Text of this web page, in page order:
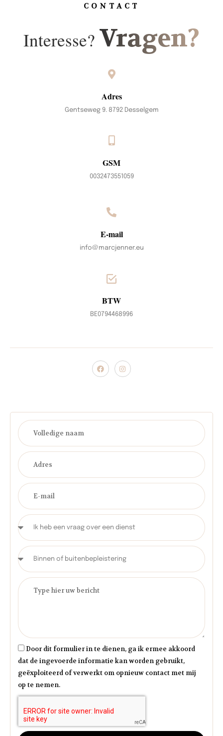
CONTACT
Interesse? Vragen?
Adres
Gentseweg 9. 8792 Desselgem
GSM
0032473551059
E-mail
info@marcjenner.eu
BTW
BE0794468996
Door dit formulier in te dienen, ga ik ermee akkoord
dat de ingevoerde informatie kan worden gebruikt,
geëxploiteerd of verwerkt om opnieuw contact met mij
op te nemen.